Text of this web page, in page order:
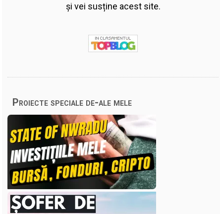
și vei susține acest site.
Proiecte speciale de-ale mele